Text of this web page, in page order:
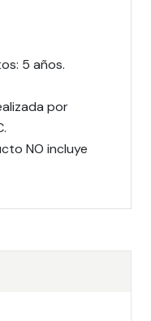
5 años.
por
NO incluye